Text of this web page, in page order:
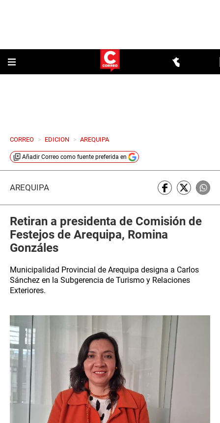
CORREO > EDICION > AREQUIPA
Añadir Correo como fuente preferida en
AREQUIPA
Retiran a presidenta de Comisión de
Festejos de Arequipa, Romina
Gonzáles
Municipalidad Provincial de Arequipa designa a Carlos
Sánchez en la Subgerencia de Turismo y Relaciones
Exteriores.